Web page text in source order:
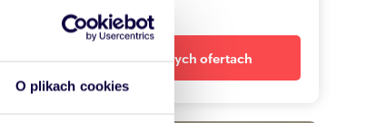
O plikach cookies
Powiadom o nowych ofertach